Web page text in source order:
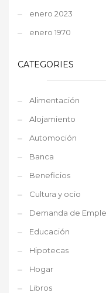
enero 2023
enero 1970
CATEGORIES
Alimentación
Alojamiento
Automoción
Banca
Beneficios
Cultura y ocio
Demanda de
Educación
Hipotecas
Hogar
Libros